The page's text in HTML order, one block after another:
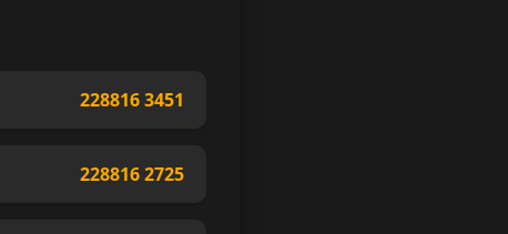
228816 3451
228816 2725